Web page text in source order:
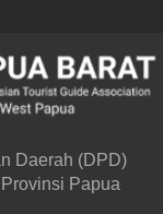
Daerah (DPD)
Papua